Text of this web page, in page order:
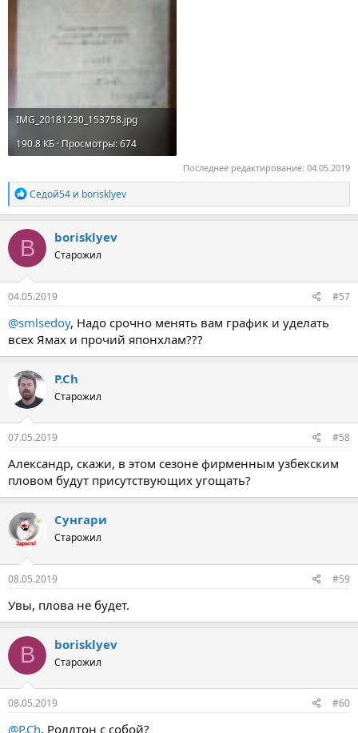
IMG_20181230_153758.jpg
190.8 КБ · Просмотры: 674
Последнее редактирование: 04.05.2019
Р
е
а
к
ц
и
и
:
Седой54 и borisklyev
B borisklyev
Старожил
04.05.2019 #57
@smlsedoy, Надо срочно менять вам график и уделать
всех Ямах и прочий японхлам???
P.Ch
Старожил
07.05.2019 #58
Александр, скажи, в этом сезоне фирменным узбекским
пловом будут присутствующих угощать?
Сунгари
Старожил
08.05.2019 #59
Увы, плова не будет.
B borisklyev
Старожил
08.05.2019 #60
@P.Ch, Роллтон с собой?